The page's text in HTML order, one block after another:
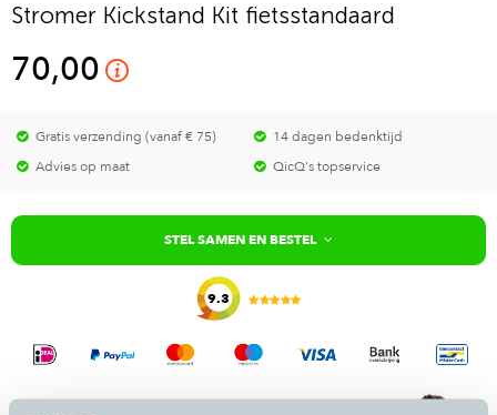
Stromer Kickstand Kit fietsstandaard
70,00
Gratis verzending (vanaf € 75)
14 dagen bedenktijd
Advies op maat
QicQ's topservice
STEL SAMEN EN BESTEL
9.3